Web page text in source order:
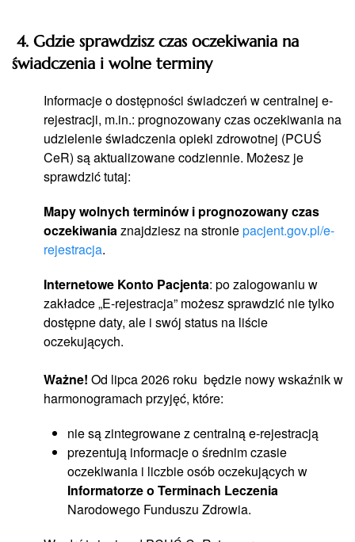
4. Gdzie sprawdzisz czas oczekiwania na
świadczenia i wolne terminy
Informacje o dostępności świadczeń w centralnej e-
rejestracji, m.in.: prognozowany czas oczekiwania na
udzielenie świadczenia opieki zdrowotnej (PCUŚ
CeR) są aktualizowane codziennie. Możesz je
sprawdzić tutaj:
Mapy wolnych terminów i prognozowany czas
oczekiwaniaznajdziesz na stroniepacjent.gov.pl/e-
rejestracjaotwiera się w nowej karcie
.
Internetowe Konto Pacjenta: po zalogowaniu w
zakładce „E-rejestracja” możesz sprawdzić nie tylko
dostępne daty, ale i swój status na liście
oczekujących.
Ważne! Od lipca 2026 roku będzie nowy wskaźnik w
harmonogramach przyjęć, które:
nie są zintegrowane z centralną e-rejestracją
prezentują informacje o średnim czasie
oczekiwania i liczbie osób oczekujących w
Informatorze o Terminach Leczenia
Narodowego Funduszu Zdrowia.